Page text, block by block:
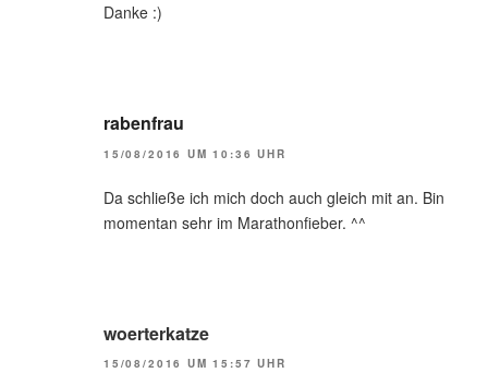
Danke :)
rabenfrau
15/08/2016 UM 10:36 UHR
Da schließe ich mich doch auch gleich mit an. Bin
momentan sehr im Marathonfieber. ^^
woerterkatze
15/08/2016 UM 15:57 UHR